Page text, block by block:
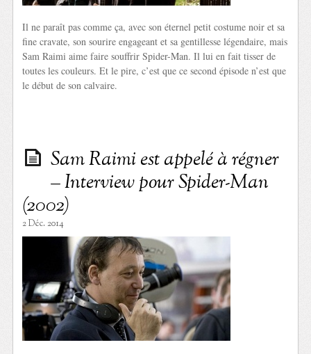
Il ne paraît pas comme ça, avec son éternel petit costume noir et sa
fine cravate, son sourire engageant et sa gentillesse légendaire, mais
Sam Raimi aime faire souffrir Spider-Man. Il lui en fait tisser de
toutes les couleurs. Et le pire, c’est que ce second épisode n’est que
le début de son calvaire.
Sam Raimi est appelé à régner
– Interview pour Spider-Man
(2002)
2 Déc. 2014